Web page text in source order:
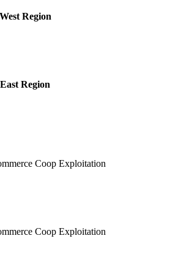
Region
Region
Coop Exploitation
Coop Exploitation